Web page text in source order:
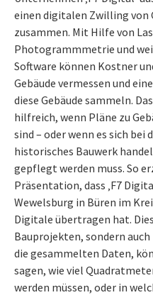
einen digitalen Zwilling von
zusammen. Mit Hilfe von
Photogrammmetrie und
Software können Kostner
Gebäude vermessen und
diese Gebäude sammeln.
hilfreich, wenn Pläne zu
sind – oder wenn es sich bei
historisches Bauwerk
gepflegt werden muss. So
Präsentation, dass ‚F7
Wewelsburg in Büren im
Digitale übertragen hat.
Bauprojekten, sondern
die gesammelten Daten,
sagen, wie viel
werden müssen, oder in